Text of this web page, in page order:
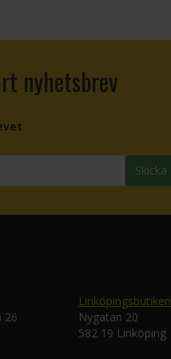
nyhetsbrev
Skicka
26
Linköpingsbutiken
Nygatan 20
582 19 Linköping